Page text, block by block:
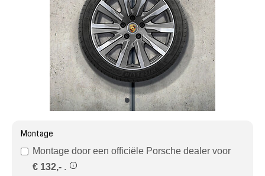
Porsche informatie
Montage
Montage door een officiële Porsche dealer voor
€ 132,- .